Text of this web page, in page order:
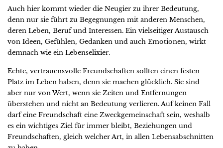
Auch hier kommt wieder die Neugier zu ihrer Bedeutung,
denn nur sie führt zu Begegnungen mit anderen Menschen,
deren Leben, Beruf und Interessen. Ein vielseitiger Austausch
von Ideen, Gefühlen, Gedanken und auch Emotionen, wirkt
demnach wie ein Lebenselixier.
Echte, vertrauensvolle Freundschaften sollten einen festen
Platz im Leben haben, denn sie machen glücklich. Sie sind
aber nur von Wert, wenn sie Zeiten und Entfernungen
überstehen und nicht an Bedeutung verlieren. Auf keinen Fall
darf eine Freundschaft eine Zweckgemeinschaft sein, weshalb
es ein wichtiges Ziel für immer bleibt, Beziehungen und
Freundschaften, gleich welcher Art, in allen Lebensabschnitten